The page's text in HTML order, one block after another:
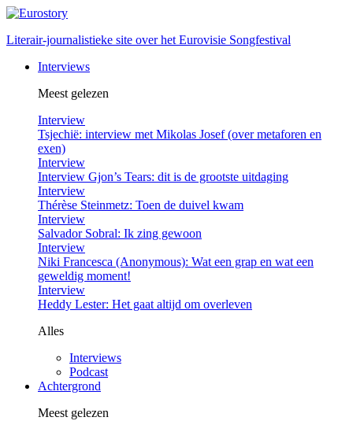
Literair-journalistieke site over het Eurovisie Songfestival
Interviews
Meest gelezen
Interview
Tsjechië: interview met Mikolas Josef (over metaforen en
exen)
Interview
Interview Gjon’s Tears: dit is de grootste uitdaging
Interview
Thérèse Steinmetz: Toen de duivel kwam
Interview
Salvador Sobral: Ik zing gewoon
Interview
Niki Francesca (Anonymous): Wat een grap en wat een
geweldig moment!
Interview
Heddy Lester: Het gaat altijd om overleven
Alles
Interviews
Podcast
Achtergrond
Meest gelezen